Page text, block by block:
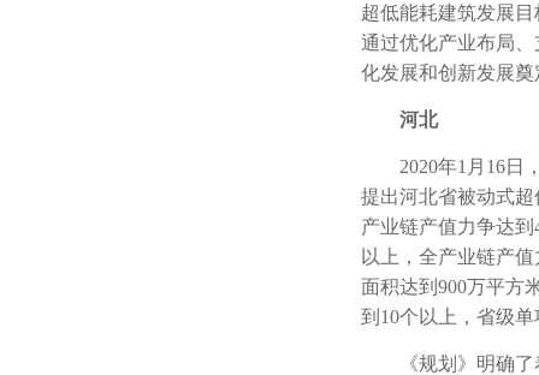
超低能耗建筑发展
通过优化产业布局
化发展和创新发展
河北
2020年1月16日，
提出河北省被动式
产业链产值力争达
以上，全产业链产
面积达到900万平方
到10个以上，省级
《规划》明确了着